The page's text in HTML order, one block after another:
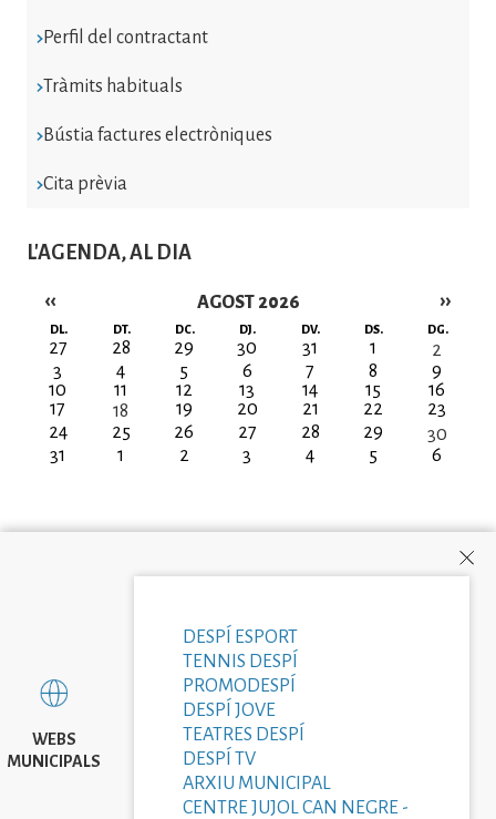
Perfil del contractant
Tràmits habituals
Bústia factures electròniques
Cita prèvia
L'AGENDA, AL DIA
AGOST 2026
Paginació
‹‹ ››
DL. DT. DC. DJ. DV. DS. DG.
27 28 29 30 31 1
2
3
4 5 6 7 8
9
10
11 12 13 14 15
16
17
18 19 20 21 22
23
24
25 26 27 28 29
30
31
1 2 3 4 5 6
WEBS
MUNICIPALS
DESPÍ ESPORT
TENNIS DESPÍ
PROMODESPÍ
DESPÍ JOVE
TEATRES DESPÍ
DESPÍ TV
ARXIU MUNICIPAL
CENTRE JUJOL CAN NEGRE -